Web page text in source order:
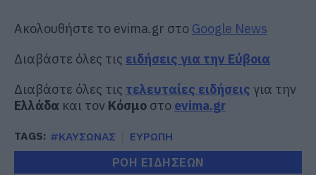
Ακολουθήστε το evima.gr στο Google News
Διαβάστε όλες τις ειδήσεις για την Εύβοια
Διαβάστε όλες τις τελευταίες ειδήσεις για την
Ελλάδα και τον Κόσμο στο evima.gr
TAGS: #ΚΑΥΣΩΝΑΣ ΕΥΡΩΠΗ
ΡΟΗ ΕΙΔΗΣΕΩΝ